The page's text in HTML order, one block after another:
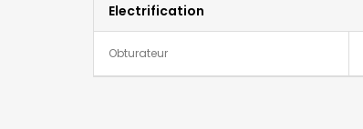
Electrification
Obturateur